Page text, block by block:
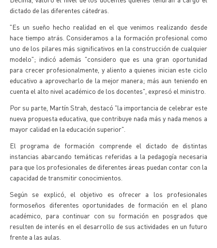
dictado de las diferentes cátedras.
"Es un sueño hecho realidad en el que venimos realizando desde
hace tiempo atrás. Consideramos a la formación profesional como
uno de los pilares más significativos en la construcción de cualquier
modelo"; indicó además "considero que es una gran oportunidad
para crecer profesionalmente, y aliento a quienes inician este ciclo
educativo a aprovecharlo de la mejor manera; más aun teniendo en
cuenta el alto nivel académico de los docentes", expresó el ministro.
Por su parte, Martín Strah, destacó "la importancia de celebrar este
nueva propuesta educativa, que contribuye nada más y nada menos a
mayor calidad en la educación superior".
El programa de formación comprende el dictado de distintas
instancias abarcando temáticas referidas a la pedagogía necesaria
para que los profesionales de diferentes áreas puedan contar con la
capacidad de transmitir conocimientos.
Según se explicó, el objetivo es ofrecer a los profesionales
formoseños diferentes oportunidades de formación en el plano
académico, para continuar con su formación en posgrados que
resulten de interés en el desarrollo de sus actividades en un futuro
frente a las aulas.